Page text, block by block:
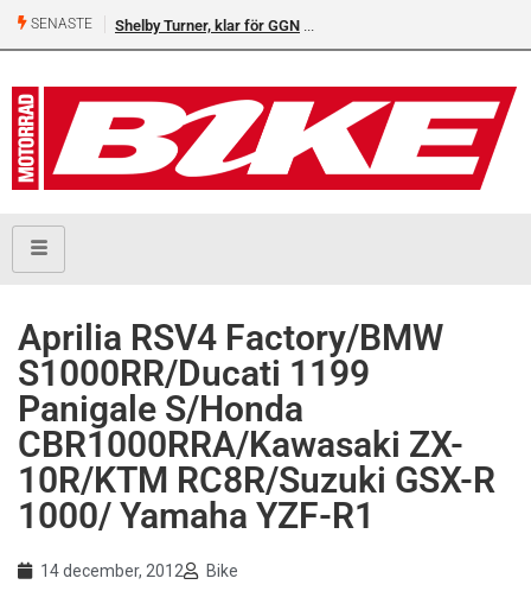
SENASTE Shelby Turner, klar för GGN
Aprilia RSV4 Factory/BMW
S1000RR/Ducati 1199
Panigale S/Honda
CBR1000RRA/Kawasaki ZX-
10R/KTM RC8R/Suzuki GSX-R
1000/ Yamaha YZF-R1
14 december, 2012 Bike